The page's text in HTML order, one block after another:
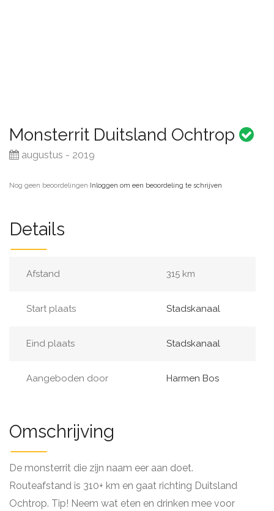
Monsterrit Duitsland Ochtrop
augustus - 2019
Nog geen beoordelingen·Inloggen om een beoordeling te schrijven
Details
Afstand 315 km
Start plaats Stadskanaal
Eind plaats Stadskanaal
Aangeboden door Harmen Bos
Omschrijving
De monsterrit die zijn naam eer aan doet.
Routeafstand is 310+ km en gaat richting Duitsland
Ochtrop. Tip! Neem wat eten en drinken mee voor